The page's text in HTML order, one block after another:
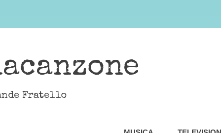
Fratello